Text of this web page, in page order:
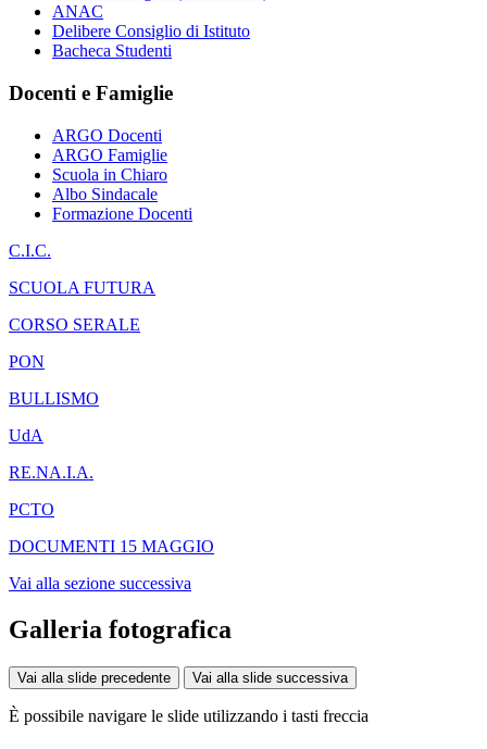
ANAC
Delibere Consiglio di Istituto
Bacheca Studenti
Docenti e Famiglie
ARGO Docenti
ARGO Famiglie
Scuola in Chiaro
Albo Sindacale
Formazione Docenti
C.I.C.
SCUOLA FUTURA
CORSO SERALE
PON
BULLISMO
UdA
RE.NA.I.A.
PCTO
DOCUMENTI 15 MAGGIO
Vai alla sezione successiva
Galleria fotografica
Vai alla slide precedente Vai alla slide successiva
È possibile navigare le slide utilizzando i tasti freccia